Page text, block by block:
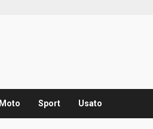
Moto Sport Usato